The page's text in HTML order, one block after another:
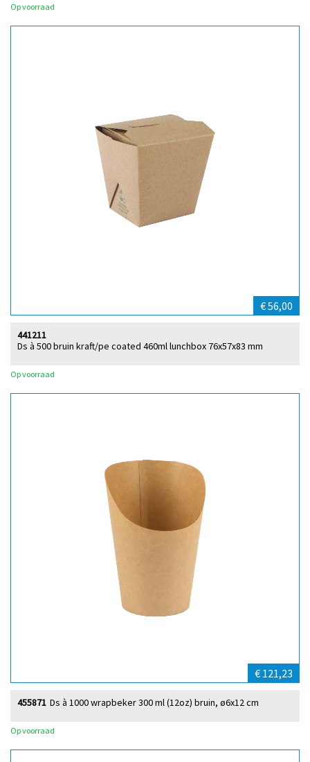
Op voorraad
€ 56,00
Ds à 500 bruin kraft/pe coated 460ml lunchbox 76x57x83 mm
441211
Op voorraad
€ 121,23
Ds à 1000 wrapbeker 300 ml (12oz) bruin, ø6x12 cm
455871
Op voorraad